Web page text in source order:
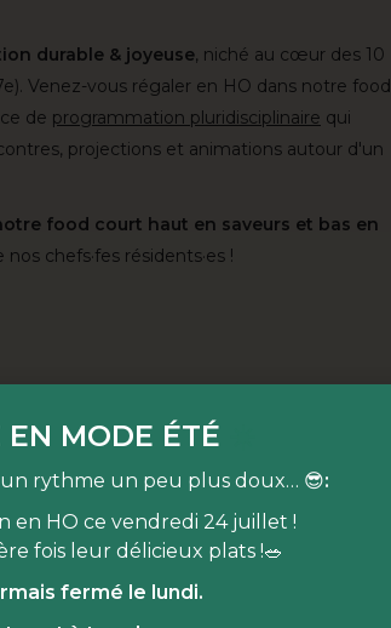
durable & joyeuse, niché au cœur des 10
Venez-vous régaler en HO dans notre food
de programmation pluridisciplinaire qui
projections et animations autour d'un
food court haut en saveurs et bas en
chefs·fes résidents·es !
MODE ÉTÉ
un rythme un peu plus doux… 😎:
en HO ce vendredi 24 juillet !
fois leur délicieux plats !🥗
fermé le lundi.